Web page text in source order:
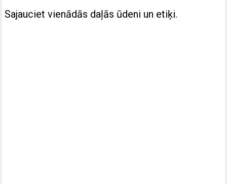
Sajauciet vienādās daļās ūdeni un etiķi.